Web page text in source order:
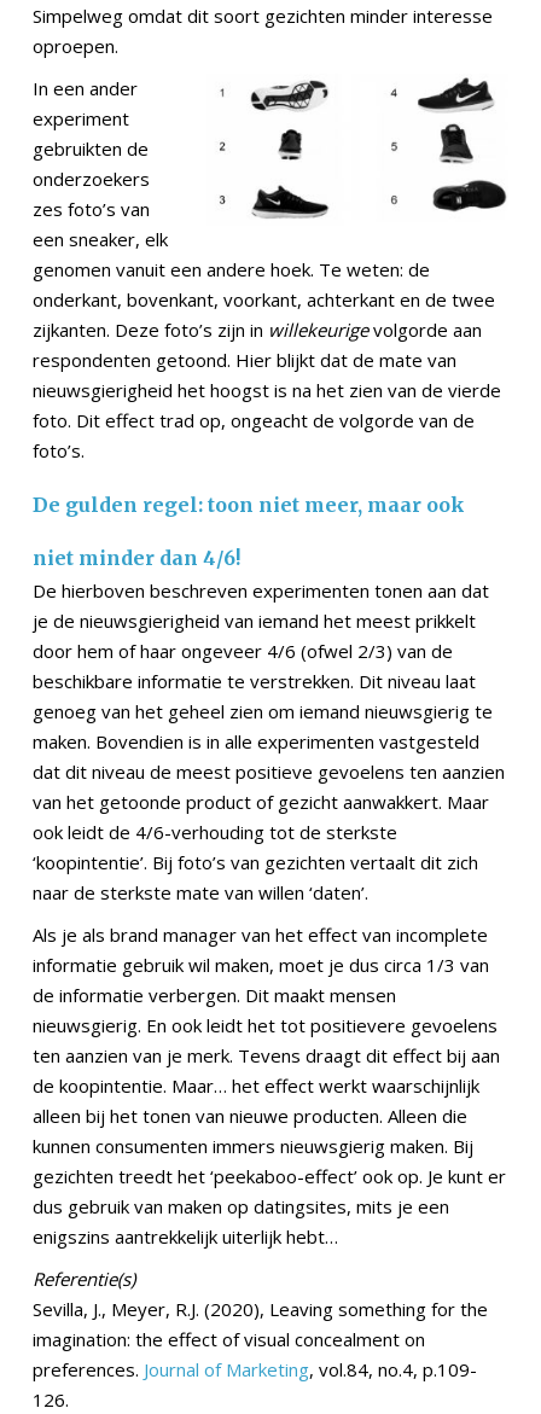
Simpelweg omdat dit soort gezichten minder interesse
oproepen.
In een ander
experiment
gebruikten de
onderzoekers
zes foto’s van
een sneaker, elk
genomen vanuit een andere hoek. Te weten: de
onderkant, bovenkant, voorkant, achterkant en de twee
zijkanten. Deze foto’s zijn in willekeurigevolgorde aan
respondenten getoond. Hier blijkt dat de mate van
nieuwsgierigheid het hoogst is na het zien van de vierde
foto. Dit effect trad op, ongeacht de volgorde van de
foto’s.
De gulden regel: toon niet meer, maar ook
niet minder dan 4/6!
De hierboven beschreven experimenten tonen aan dat
je de nieuwsgierigheid van iemand het meest prikkelt
door hem of haar ongeveer 4/6 (ofwel 2/3) van de
beschikbare informatie te verstrekken. Dit niveau laat
genoeg van het geheel zien om iemand nieuwsgierig te
maken. Bovendien is in alle experimenten vastgesteld
dat dit niveau de meest positieve gevoelens ten aanzien
van het getoonde product of gezicht aanwakkert. Maar
ook leidt de 4/6-verhouding tot de sterkste
‘koopintentie’. Bij foto’s van gezichten vertaalt dit zich
naar de sterkste mate van willen ‘daten’.
Als je als brand manager van het effect van incomplete
informatie gebruik wil maken, moet je dus circa 1/3 van
de informatie verbergen. Dit maakt mensen
nieuwsgierig. En ook leidt het tot positievere gevoelens
ten aanzien van je merk. Tevens draagt dit effect bij aan
de koopintentie. Maar… het effect werkt waarschijnlijk
alleen bij het tonen van nieuwe producten. Alleen die
kunnen consumenten immers nieuwsgierig maken. Bij
gezichten treedt het ‘peekaboo-effect’ ook op. Je kunt er
dus gebruik van maken op datingsites, mits je een
enigszins aantrekkelijk uiterlijk hebt…
Referentie(s)
Sevilla, J., Meyer, R.J. (2020), Leaving something for the
imagination: the effect of visual concealment on
preferences. Journal of Marketing, vol.84, no.4, p.109-
126.